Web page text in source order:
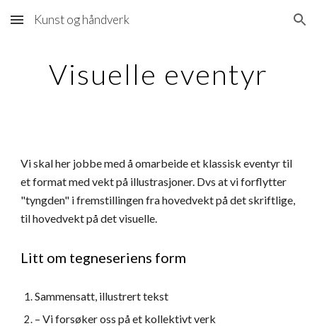
Skip to main content Skip to navigation
Kunst og håndverk
Visuelle eventyr
Vi skal her jobbe med å omarbeide et klassisk eventyr til
et format med vekt på illustrasjoner. Dvs at vi forflytter
"tyngden" i fremstillingen fra hovedvekt på det skriftlige,
til hovedvekt på det visuelle.
Litt om tegneseriens form
Sammensatt, illustrert tekst
– Vi forsøker oss på et kollektivt verk